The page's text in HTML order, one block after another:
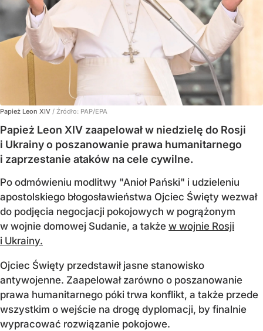
Papież Leon XIV / Źródło: PAP/EPA
Papież Leon XIV zaapelował w niedzielę do Rosji
i Ukrainy o poszanowanie prawa humanitarnego
i zaprzestanie ataków na cele cywilne.
Po odmówieniu modlitwy "Anioł Pański" i udzieleniu
apostolskiego błogosławieństwa Ojciec Święty wezwał
do podjęcia negocjacji pokojowych w pogrążonym
w wojnie domowej Sudanie, a także w wojnie Rosji
i Ukrainy.
Ojciec Święty przedstawił jasne stanowisko
antywojenne. Zaapelował zarówno o poszanowanie
prawa humanitarnego póki trwa konflikt, a także przede
wszystkim o wejście na drogę dyplomacji, by finalnie
wypracować rozwiązanie pokojowe.